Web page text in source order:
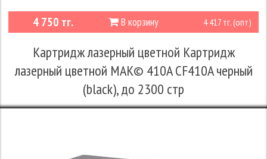
В корзину
4 750 тг. 4 417 тг. (опт)
Картридж лазерный цветной Картридж
лазерный цветной MAK© 410A CF410A черный
(black), до 2300 стр